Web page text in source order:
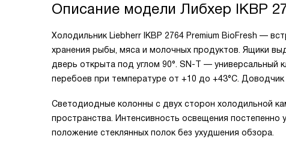
Описание модели Либхер IKBP
Холодильник Liebherr IKBP 2764 Premium BioFresh —
хранения рыбы, мяса и молочных продуктов. Ящики
дверь открыта под углом 90°. SN-T — универсальный
перебоев при температуре от +10 до +43°C.
Светодиодные колонны с двух сторон холодильной
пространства. Интенсивность освещения постепенно
положение стеклянных полок без ухудшения обзора.